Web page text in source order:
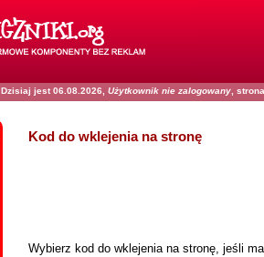
Dzisiaj jest 06.08.2026, Użytkownik nie zalogowany ,
Kod do wklejenia na stronę
Wybierz kod do wklejenia na stronę, jeśli